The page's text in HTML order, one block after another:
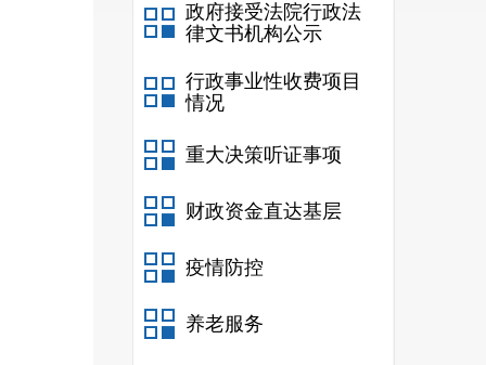
政府接受法院行政法
律文书机构公示
行政事业性收费项目
情况
重大决策听证事项
财政资金直达基层
疫情防控
养老服务